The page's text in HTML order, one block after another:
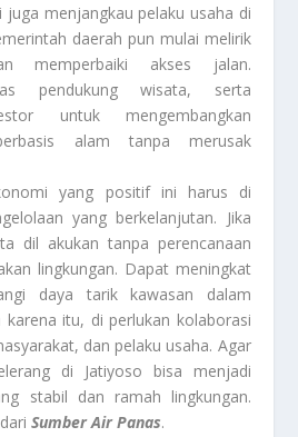
menjangkau pelaku usaha di
daerah pun mulai melirik
memperbaiki akses jalan.
pendukung wisata, serta
untuk mengembangkan
alam tanpa merusak
yang positif ini harus di
yang berkelanjutan. Jika
dil akukan tanpa perencanaan
lingkungan. Dapat meningkat
daya tarik kawasan dalam
karena itu, di perlukan kolaborasi
dan pelaku usaha. Agar
di Jatiyoso bisa menjadi
stabil dan ramah lingkungan.
dariSumber Air Panas.